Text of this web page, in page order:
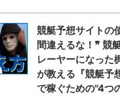
競艇予想サイトの
間違えるな！❞ 競
レーヤーになった
が教える『競艇予
で稼ぐための"4つ